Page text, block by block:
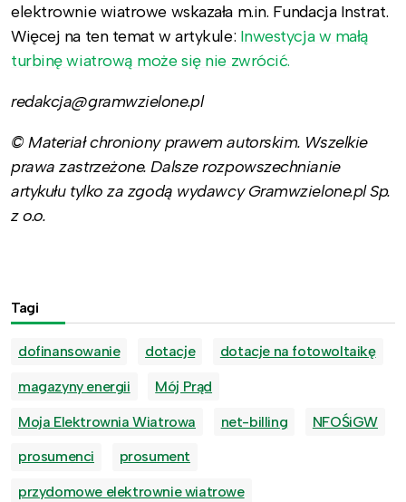
elektrownie wiatrowe wskazała m.in. Fundacja Instrat.
Więcej na ten temat w artykule: Inwestycja w małą
turbinę wiatrową może się nie zwrócić.
redakcja@gramwzielone.pl
© Materiał chroniony prawem autorskim. Wszelkie
prawa zastrzeżone. Dalsze rozpowszechnianie
artykułu tylko za zgodą wydawcy Gramwzielone.pl Sp.
z o.o.
Tagi
dofinansowanie dotacje dotacje na fotowoltaikę
magazyny energii Mój Prąd
Moja Elektrownia Wiatrowa net-billing NFOŚiGW
prosumenci prosument
przydomowe elektrownie wiatrowe